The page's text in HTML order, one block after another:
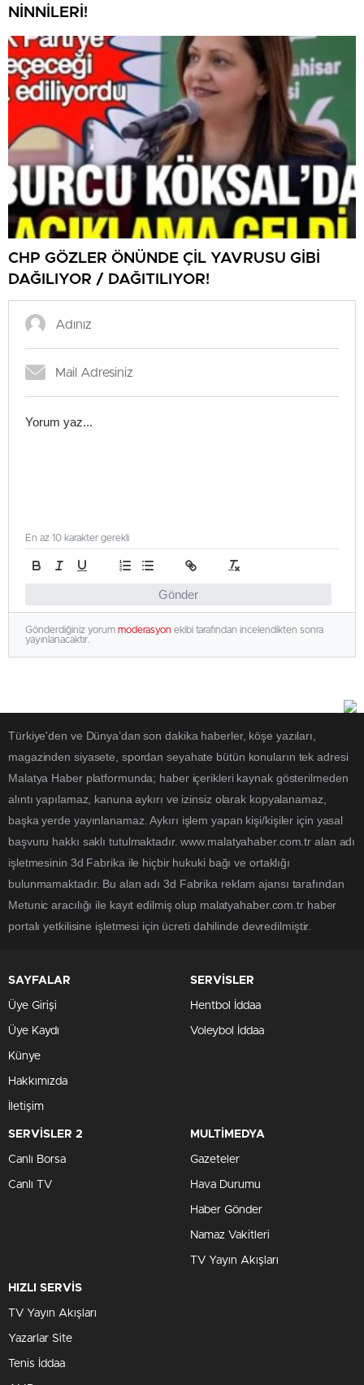
NİNNİLERİ!
CHP GÖZLER ÖNÜNDE ÇİL YAVRUSU GİBİ
DAĞILIYOR / DAĞITILIYOR!
Gönder
En az 10 karakter gerekli
Gönderdiğiniz yorum moderasyon ekibi tarafından incelendikten sonra
yayınlanacaktır.
Türkiye'den ve Dünya’dan son dakika haberler, köşe yazıları,
magazinden siyasete, spordan seyahate bütün konuların tek adresi
Malatya Haber platformunda; haber içerikleri kaynak gösterilmeden
alıntı yapılamaz, kanuna aykırı ve izinsiz olarak kopyalanamaz,
başka yerde yayınlanamaz. Aykırı işlem yapan kişi/kişiler için yasal
başvuru hakkı saklı tutulmaktadır. www.malatyahaber.com.tr alan adı
işletmesinin 3d Fabrika ile hiçbir hukuki bağı ve ortaklığı
bulunmamaktadır. Bu alan adı 3d Fabrika reklam ajansı tarafından
Metunic aracılığı ile kayıt edilmiş olup malatyahaber.com.tr haber
portalı yetkilisine işletmesi için ücreti dahilinde devredilmiştir.
SAYFALAR
Üye Girişi
Üye Kaydı
Künye
Hakkımızda
İletişim
SERVİSLER
Hentbol İddaa
Voleybol İddaa
SERVİSLER 2
Canlı Borsa
Canlı TV
MULTİMEDYA
Gazeteler
Hava Durumu
Haber Gönder
Namaz Vakitleri
TV Yayın Akışları
HIZLI SERVİS
TV Yayın Akışları
Yazarlar Site
Tenis İddaa